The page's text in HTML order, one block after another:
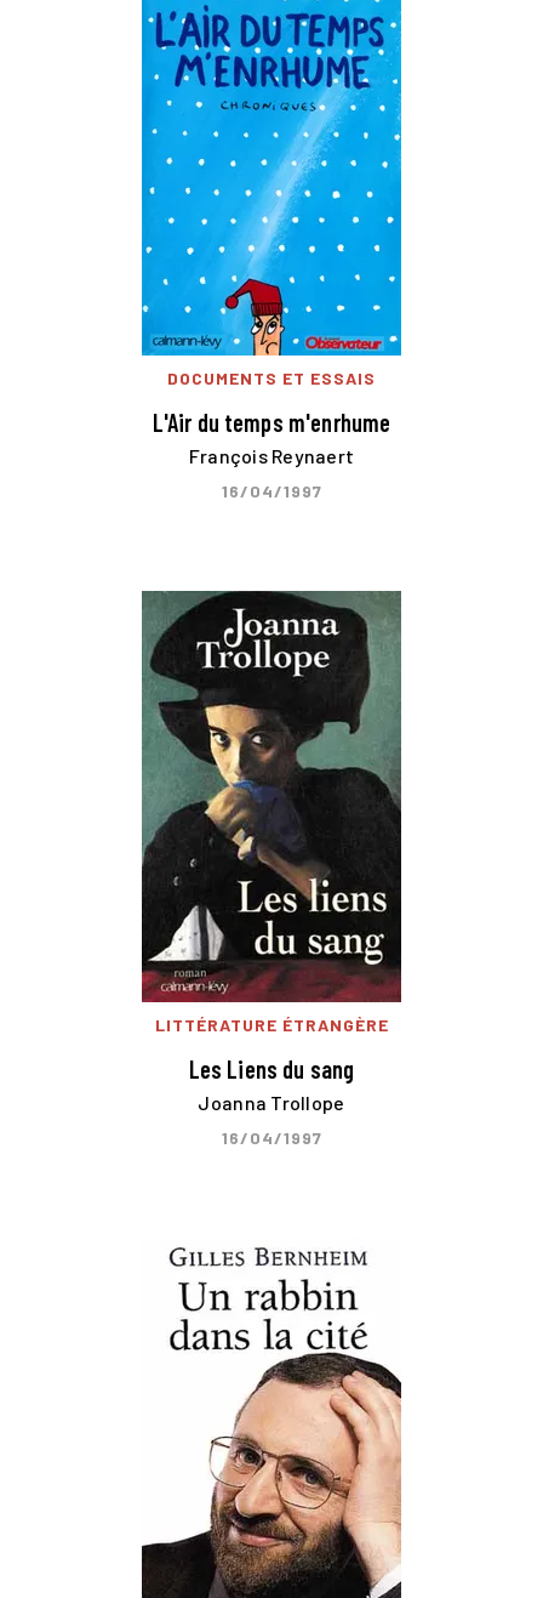
DOCUMENTS ET ESSAIS
L'Air du temps m'enrhume
François Reynaert
16/04/1997
LITTÉRATURE ÉTRANGÈRE
Les Liens du sang
Joanna Trollope
16/04/1997